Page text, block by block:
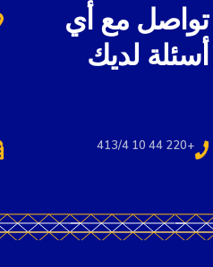
تواصل مع أي
أسئلة لديك
+220 44 10 413/4